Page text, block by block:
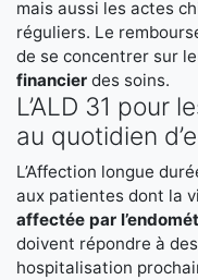
mais aussi les actes
réguliers. Le
de se concentrer sur
financier des soins.
L’ALD 31 pour
au quotidien
L’Affection longue
aux patientes dont la
affectée par
doivent répondre à
hospitalisation